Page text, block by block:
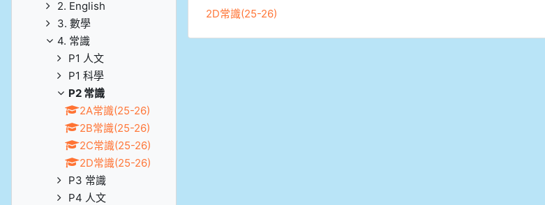
2D常識(25-26)
2. English
3. 數學
4. 常識
P1 人文
P1 科學
P2 常識
2A常識(25-26)
2B常識(25-26)
2C常識(25-26)
2D常識(25-26)
P3 常識
P4 人文